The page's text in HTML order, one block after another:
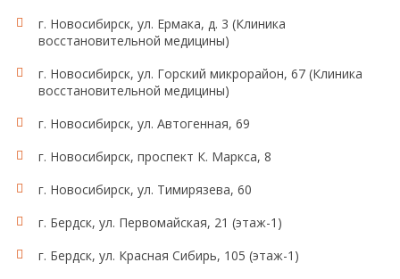
г. Новосибирск, ул. Ермака, д. 3 (Клиника
восстановительной медицины)
г. Новосибирск, ул. Горский микрорайон, 67 (Клиника
восстановительной медицины)
г. Новосибирск, ул. Автогенная, 69
г. Новосибирск, проспект К. Маркса, 8
г. Новосибирск, ул. Тимирязева, 60
г. Бердск, ул. Первомайская, 21 (этаж-1)
г. Бердск, ул. Красная Сибирь, 105 (этаж-1)